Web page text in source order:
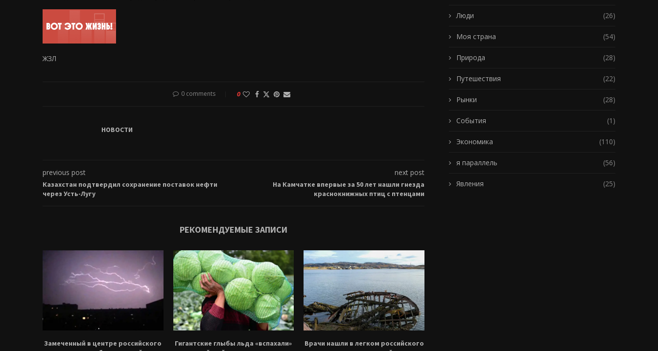
ЖЗЛ
0 comments 0
НОВОСТИ
previous post
Казахстан подтвердил сохранение поставок нефти
через Усть-Лугу
next post
На Камчатке впервые за 50 лет нашли гнезда
краснокнижных птиц с птенцами
РЕКОМЕНДУЕМЫЕ ЗАПИСИ
Замеченный в центре российского
Гигантские глыбы льда «вспахали»
Врачи нашли в легком российского
Люди (26)
Моя страна (54)
Природа (28)
Путешествия (22)
Рынки (28)
События (1)
Экономика (110)
я параллель (56)
Явления (25)